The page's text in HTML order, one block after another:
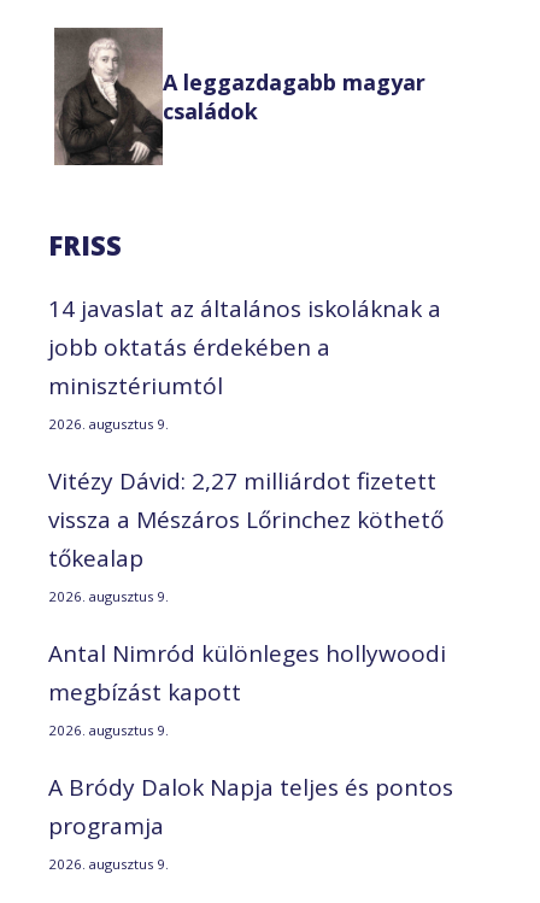
A leggazdagabb magyar
családok
FRISS
14 javaslat az általános iskoláknak a
jobb oktatás érdekében a
minisztériumtól
2026. augusztus 9.
Vitézy Dávid: 2,27 milliárdot fizetett
vissza a Mészáros Lőrinchez köthető
tőkealap
2026. augusztus 9.
Antal Nimród különleges hollywoodi
megbízást kapott
2026. augusztus 9.
A Bródy Dalok Napja teljes és pontos
programja
2026. augusztus 9.